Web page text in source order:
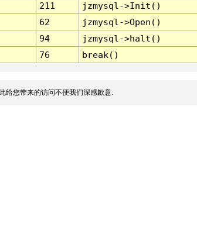
211
jzmysql->Init()
62
jzmysql->Open()
94
jzmysql->halt()
76 break()
给您带来的访问不便我们深感歉意.